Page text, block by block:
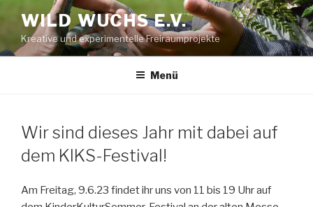
Inhalt
springen
WILD WUCHS E.V.
Kreative und experimentelle Freiraumprojekte
Menü
Wir sind dieses Jahr mit dabei auf
dem KIKS-Festival!
Am Freitag, 9.6.23 findet ihr uns von 11 bis 19 Uhr auf